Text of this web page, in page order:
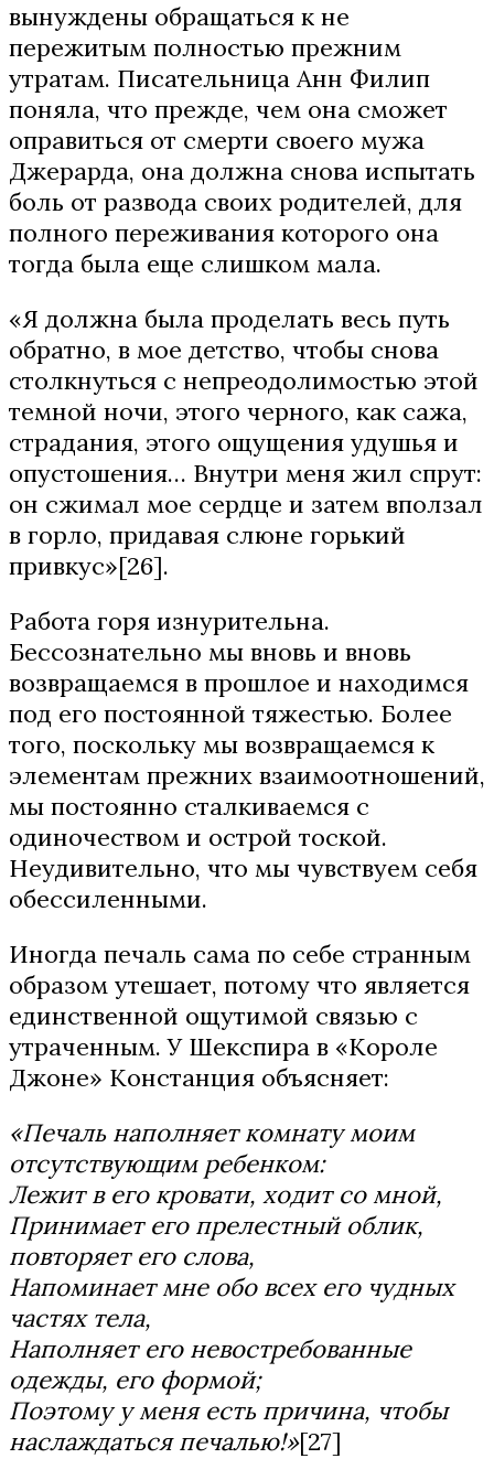
вынуждены обращаться к не
пережитым полностью прежним
утратам. Писательница Анн Филип
поняла, что прежде, чем она сможет
оправиться от смерти своего мужа
Джерарда, она должна снова испытать
боль от развода своих родителей, для
полного переживания которого она
тогда была еще слишком мала.
«Я должна была проделать весь путь
обратно, в мое детство, чтобы снова
столкнуться с непреодолимостью этой
темной ночи, этого черного, как сажа,
страдания, этого ощущения удушья и
опустошения… Внутри меня жил спрут:
он сжимал мое сердце и затем вползал
в горло, придавая слюне горький
привкус»[26].
Работа горя изнурительна.
Бессознательно мы вновь и вновь
возвращаемся в прошлое и находимся
под его постоянной тяжестью. Более
того, поскольку мы возвращаемся к
элементам прежних взаимоотношений,
мы постоянно сталкиваемся с
одиночеством и острой тоской.
Неудивительно, что мы чувствуем себя
обессиленными.
Иногда печаль сама по себе странным
образом утешает, потому что является
единственной ощутимой связью с
утраченным. У Шекспира в «Короле
Джоне» Констанция объясняет:
«Печаль наполняет комнату моим
отсутствующим ребенком:
Лежит в его кровати, ходит со мной,
Принимает его прелестный облик,
повторяет его слова,
Напоминает мне обо всех его чудных
частях тела,
Наполняет его невостребованные
одежды, его формой;
Поэтому у меня есть причина, чтобы
наслаждаться печалью!»[27]